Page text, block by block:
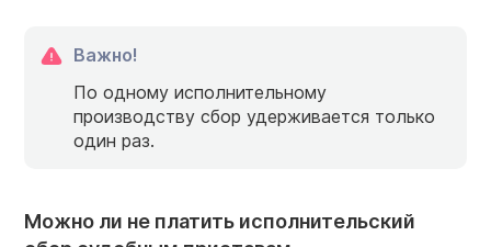
Важно!
По одному исполнительному
производству сбор удерживается только
один раз.
Можно ли не платить исполнительский